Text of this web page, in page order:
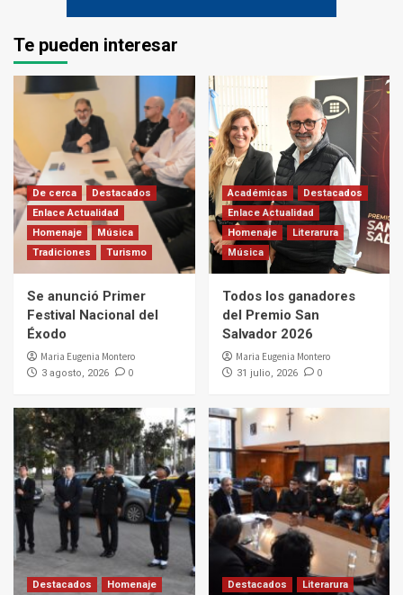
Te pueden interesar
De cerca
Destacados
Enlace Actualidad
Homenaje
Música
Tradiciones
Turismo
Se anunció Primer
Festival Nacional del
Éxodo
Maria Eugenia Montero
3 agosto, 2026 0
Académicas
Destacados
Enlace Actualidad
Homenaje
Literarura
Música
Todos los ganadores
del Premio San
Salvador 2026
Maria Eugenia Montero
31 julio, 2026 0
Destacados Homenaje Destacados Literarura